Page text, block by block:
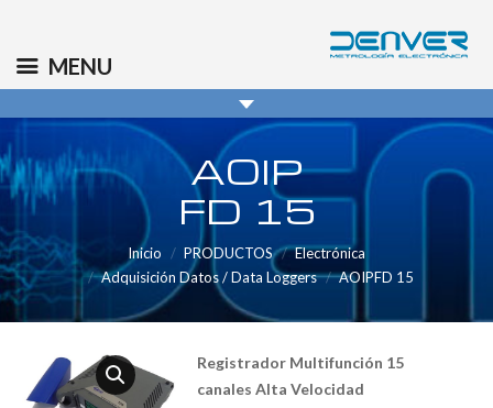
info@denver.es
AOIP
FD 15
Inicio PRODUCTOS
Electrónica
Adquisición Datos / Data Loggers
AOIPFD 15
Registrador Multifunción 15
canales Alta Velocidad
MENU